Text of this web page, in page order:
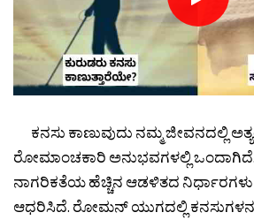
ಕನಸು ಕಾಣುವುದು ನಮ್ಮ ಜೀವನದಲ್ಲಿ
ರೋಮಾಂಚಕಾರಿ ಅನುಭವಗಳಲ್ಲಿ
ನಾಗರಿಕತೆಯ ಹೆಚ್ಚಿನ ಆಡಳಿತದ ನಿರ್ಧಾರಗಳು
ಆಧರಿಸಿದೆ. ರೋಮನ್ ಯುಗದಲ್ಲಿ